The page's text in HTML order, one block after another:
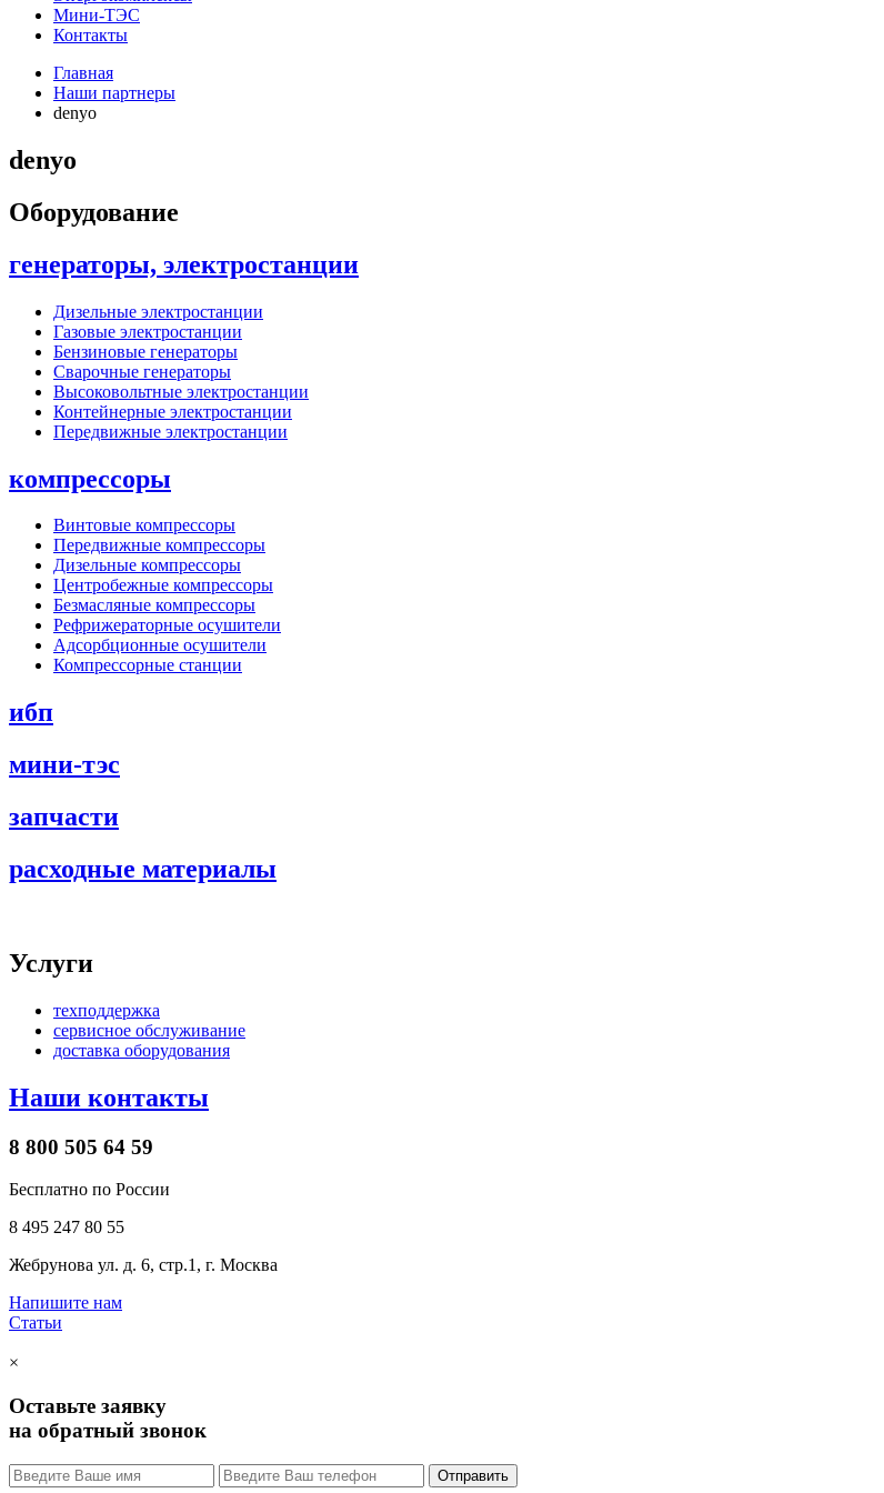
Мини-ТЭС
Контакты
Главная
Наши партнеры
denyo
denyo
Оборудование
генераторы, электростанции
Дизельные электростанции
Газовые электростанции
Бензиновые генераторы
Сварочные генераторы
Высоковольтные электростанции
Контейнерные электростанции
Передвижные электростанции
компрессоры
Винтовые компрессоры
Передвижные компрессоры
Дизельные компрессоры
Центробежные компрессоры
Безмасляные компрессоры
Рефрижераторные осушители
Адсорбционные осушители
Компрессорные станции
ибп
мини-тэс
запчасти
расходные материалы
Услуги
техподдержка
сервисное обслуживание
доставка оборудования
Наши контакты
8 800 505 64 59
Бесплатно по России
8 495 247 80 55
Жебрунова ул. д. 6, стр.1, г. Москва
Напишите нам
Статьи
×
Оставьте заявку
на обратный звонок
Отправить